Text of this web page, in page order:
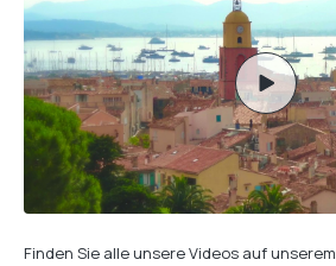
Finden Sie alle unsere Videos auf unserem